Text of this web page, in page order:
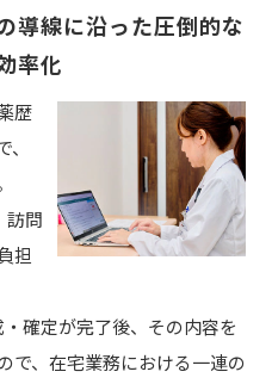
導線に沿った圧倒的な
率化
歴
訪問
担
確定が完了後、その内容を
で、在宅業務における一連の